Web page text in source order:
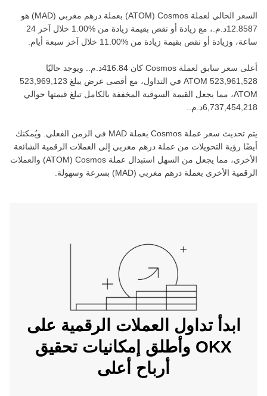
السعر الحالي لعملة ‏ Cosmos
(‏
ATOM) بعملة ‏ درهم مغربي (‏
MAD) هو
، مع زيادة أو نقص بقيمة ‏ زيادة من ‏
خلال آخر 24
ساعة، وزيادة أو نقص بقيمة ‏ زيادة من ‏ خلال آخر سبعة أيام.
أعلى سعر سابق لعملة ‏ Cosmos كان ‏
. ويوجد حاليًا
في التداول، مع أقصى عرض يبلغ ‏
ATOM‏، مما يجعل القيمة السوقية المخففة بالكامل تبلغ قيمتها حوالي
يتم تحديث سعر عملة ‏ Cosmos بعملة ‏ MAD في الزمن الفعلي. ويُمكنك
أيضًا رؤية التحويلات من عملة ‏ درهم مغربي إلى العملات الرقمية الشائعة
الأخرى، مما يجعل من السهل استبدال عملة ‏ Cosmos
(‏
ATOM) والعملات
الرقمية الأخرى بعملة ‏ درهم مغربي (‏
MAD) بسرعة وسهولة.
ابدأ تداول العملات الرقمية على
OKX وأطلق إمكانيات تحقيق
أرباح أعلى